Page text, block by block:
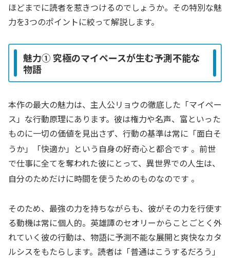
ほどまでに読者を惹きつけるのでしょうか。その特別な魅
力を3つのポイントに絞って解説します。
魅力① 究極のマイペースが生む予測不能な
物語
本作の最大の魅力は、主人公リョウの徹底した「マイペー
ス」な行動原理にあります。彼は権力や名声、富といった
ものに一切の価値を見出さず、行動の基準は常に「面白そ
うか」「快適か」という自身の好奇心と都合です 。前世
で仕事に全てを奪われた彼にとって、異世界での人生は、
自分のためだけに時間を使うためのものなのです 。
そのため、最強の力を持ちながらも、彼がその力を行使す
る動機は常に個人的。英雄譚のセオリーからことごとく外
れていく彼の行動は、物語に予測不能な展開と爽快なカタ
ルシスをもたらします。読者は「普通はこうするだろう」